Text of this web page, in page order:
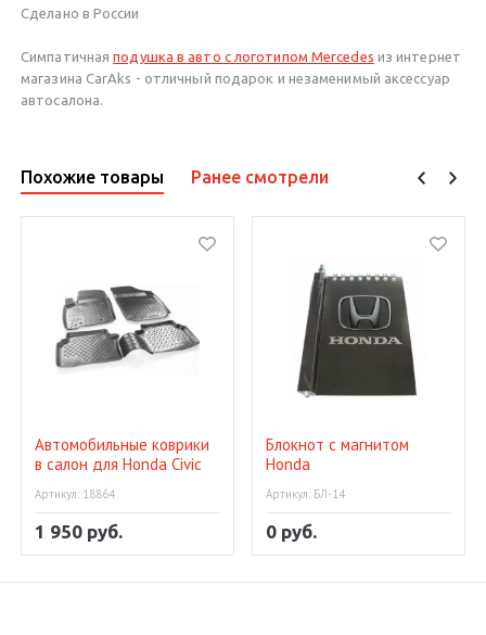
Сделано в России
Симпатичнаяподушка в авто с логотипом Mercedes из интернет
магазина CarAks - отличный подарок и незаменимый аксессуар
автосалона.
Похожие товары Ранее смотрели
Автомобильные коврики
в салон для Honda Civic
Артикул: 18864
1 950 руб.
Блокнот с магнитом
Honda
Артикул: БЛ-14
0 руб.